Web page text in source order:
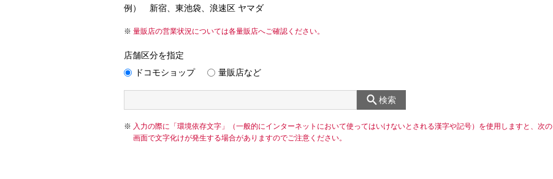
例） 新宿、東池袋、浪速区 ヤマダ
量販店の営業状況については各量販店へご確認ください。
店舗区分を指定
ドコモショップ
量販店など
検索
入力の際に「環境依存文字」（一般的にインターネットにおいて使ってはいけないとされる漢字や記号）を使用しますと、次の
画面で文字化けが発生する場合がありますのでご注意ください。